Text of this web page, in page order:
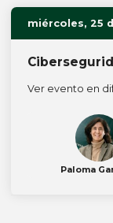
miércoles, 25
Ver evento en
Paloma